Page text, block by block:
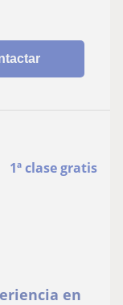
1ª clase gratis
en